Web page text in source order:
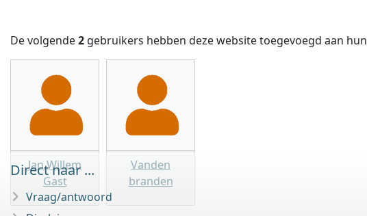
De volgende2 gebruikers hebben deze website toegevoegd aan hun
Jan Willem
Gast
Vanden
branden
Direct naar ...
Vraag/antwoord